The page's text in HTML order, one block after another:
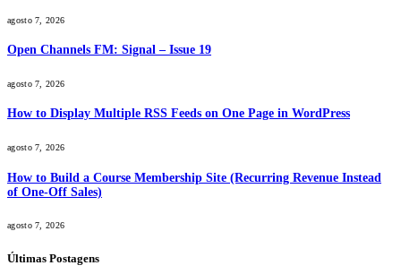
agosto 7, 2026
Open Channels FM: Signal – Issue 19
agosto 7, 2026
How to Display Multiple RSS Feeds on One Page in WordPress
agosto 7, 2026
How to Build a Course Membership Site (Recurring Revenue Instead
of One-Off Sales)
agosto 7, 2026
Últimas Postagens